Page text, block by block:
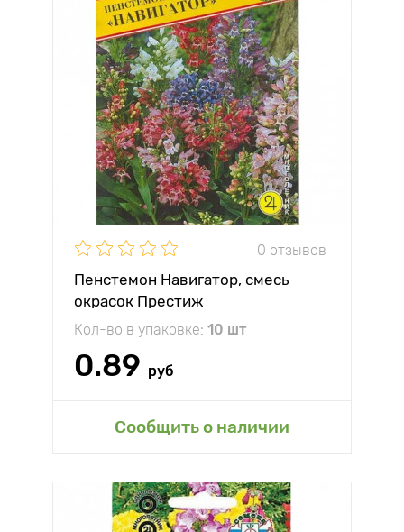
0 отзывов
Пенстемон Навигатор, смесь
окрасок Престиж
Кол-во в упаковке: 10 шт
0.89 руб
Сообщить о наличии